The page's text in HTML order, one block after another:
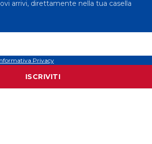
arrivi, direttamente nella tua casella
Privacy
ISCRIVITI